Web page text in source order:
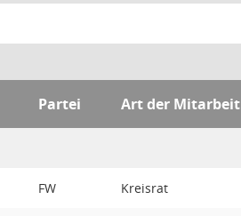
Partei Art der Mitarbeit
FW Kreisrat